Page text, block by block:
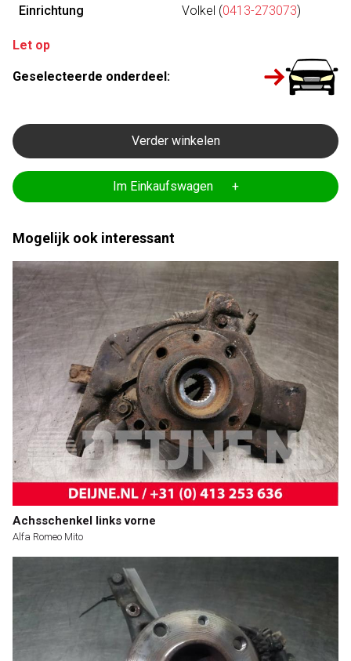
Einrichtung
Volkel (0413-273073)
Let op
Geselecteerde onderdeel:
Verder winkelen
Im Einkaufswagen +
Mogelijk ook interessant
Achsschenkel links vorne
Alfa Romeo Mito